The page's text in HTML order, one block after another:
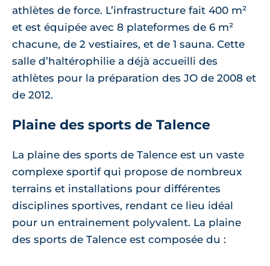
athlètes de force. L’infrastructure fait 400 m²
et est équipée avec 8 plateformes de 6 m²
chacune, de 2 vestiaires, et de 1 sauna. Cette
salle d’haltérophilie a déjà accueilli des
athlètes pour la préparation des JO de 2008 et
de 2012.
Plaine des sports de Talence
La plaine des sports de Talence est un vaste
complexe sportif qui propose de nombreux
terrains et installations pour différentes
disciplines sportives, rendant ce lieu idéal
pour un entrainement polyvalent. La plaine
des sports de Talence est composée du :